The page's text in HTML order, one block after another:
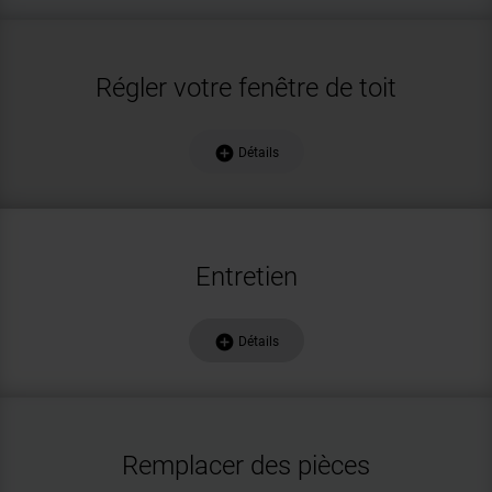
Régler votre fenêtre de toit
add_circle Détails
Entretien
add_circle Détails
Remplacer des pièces